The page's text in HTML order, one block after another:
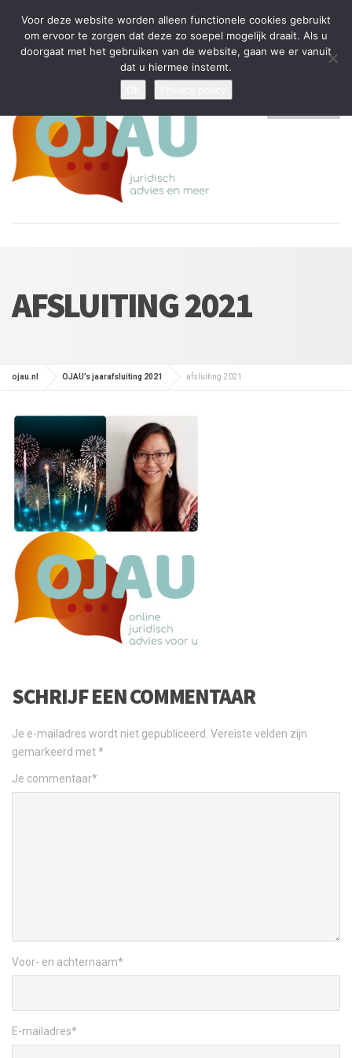
Tijdelijke stop: wegens drukte kan ik beperkt nieuwe zaken aannemen
en vragen beantwoorden
Algemene Voorwaarden
Disclaimer Privacybeleid
AFSLUITING 2021
ojau.nl OJAU’s jaarafsluiting 2021 afsluiting 2021
SCHRIJF EEN COMMENTAAR
Je e-mailadres wordt niet gepubliceerd. Vereiste velden zijn
gemarkeerd met*
Je commentaar*
Voor- en achternaam*
E-mailadres*
Voor deze website worden alleen functionele cookies gebruikt
om ervoor te zorgen dat deze zo soepel mogelijk draait. Als u
doorgaat met het gebruiken van de website, gaan we er vanuit
dat u hiermee instemt.